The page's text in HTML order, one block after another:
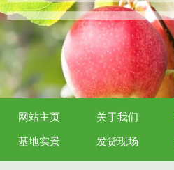
网站主页 关于我们
基地实景 发货现场